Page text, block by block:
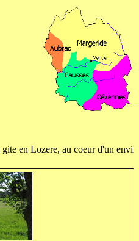
en Lozere, au coeur d'un